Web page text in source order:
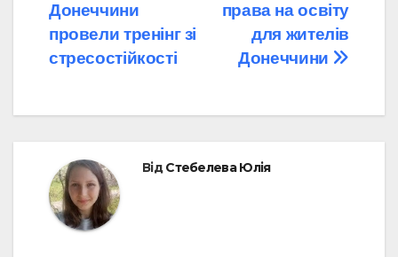
права на освіту
для жителів
Донеччини
Донеччини
провели тренінг зі
стресостійкості
ВідСтебелева Юлія